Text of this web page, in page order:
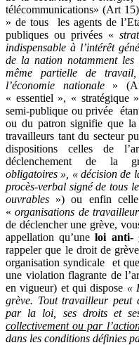
télécommunications» (Art
» de tous les agents de
publiques ou privées «
indispensable à l’intérêt
de la nation notamment
même partielle de
l’économie nationale» (Art
« essentiel », « stratégique
semi-publique ou privée
ou du patron signifie que la
travailleurs tant du secteur
dispositions celles de
déclenchement de la
obligatoires », « décision de
procès-verbal signé de tous
ouvrables ») ou enfin celle
«organisations de
de déclencher une grève,
appellation qu’uneloi anti-
rappeler que le droit de
organisation syndicale et
une violation flagrante de
en vigueur) et qui dispose «
grève. Tout travailleur peut
par la loi, ses droits et
collectivement ou par
dans les conditions définies